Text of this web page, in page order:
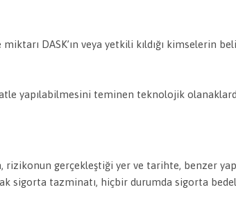
DASK’ın veya yetkili kıldığı kimselerin
yapılabilmesini teminen teknolojik
rizikonun gerçekleştiği yer ve tarihte, benzer
sigorta tazminatı, hiçbir durumda sigorta